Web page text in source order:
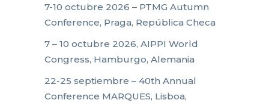
7-10 octubre 2026 – PTMG Autumn
Conference, Praga, República Checa
7 – 10 octubre 2026, AIPPI World
Congress, Hamburgo, Alemania
22-25 septiembre – 40th Annual
Conference MARQUES, Lisboa,